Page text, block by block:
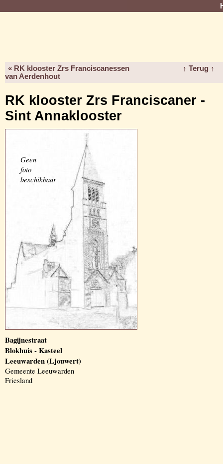
« RK klooster Zrs Franciscanessen
van Aerdenhout
↑ Terug ↑
RK klooster Zrs Franciscaner -
Sint Annaklooster
Geen
foto
beschikbaar
Bagijnestraat
Blokhuis - Kasteel
Leeuwarden (Ljouwert)
Gemeente Leeuwarden
Friesland